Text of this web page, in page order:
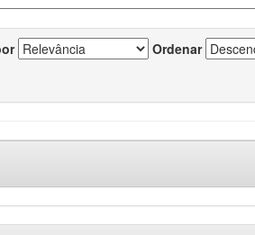
Ordenar